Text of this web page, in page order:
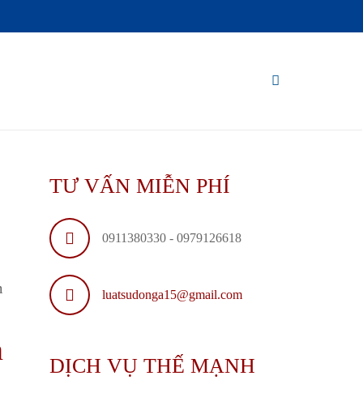
TƯ VẤN MIỄN PHÍ
0911380330 - 0979126618
luatsudonga15@gmail.com
DỊCH VỤ THẾ MẠNH